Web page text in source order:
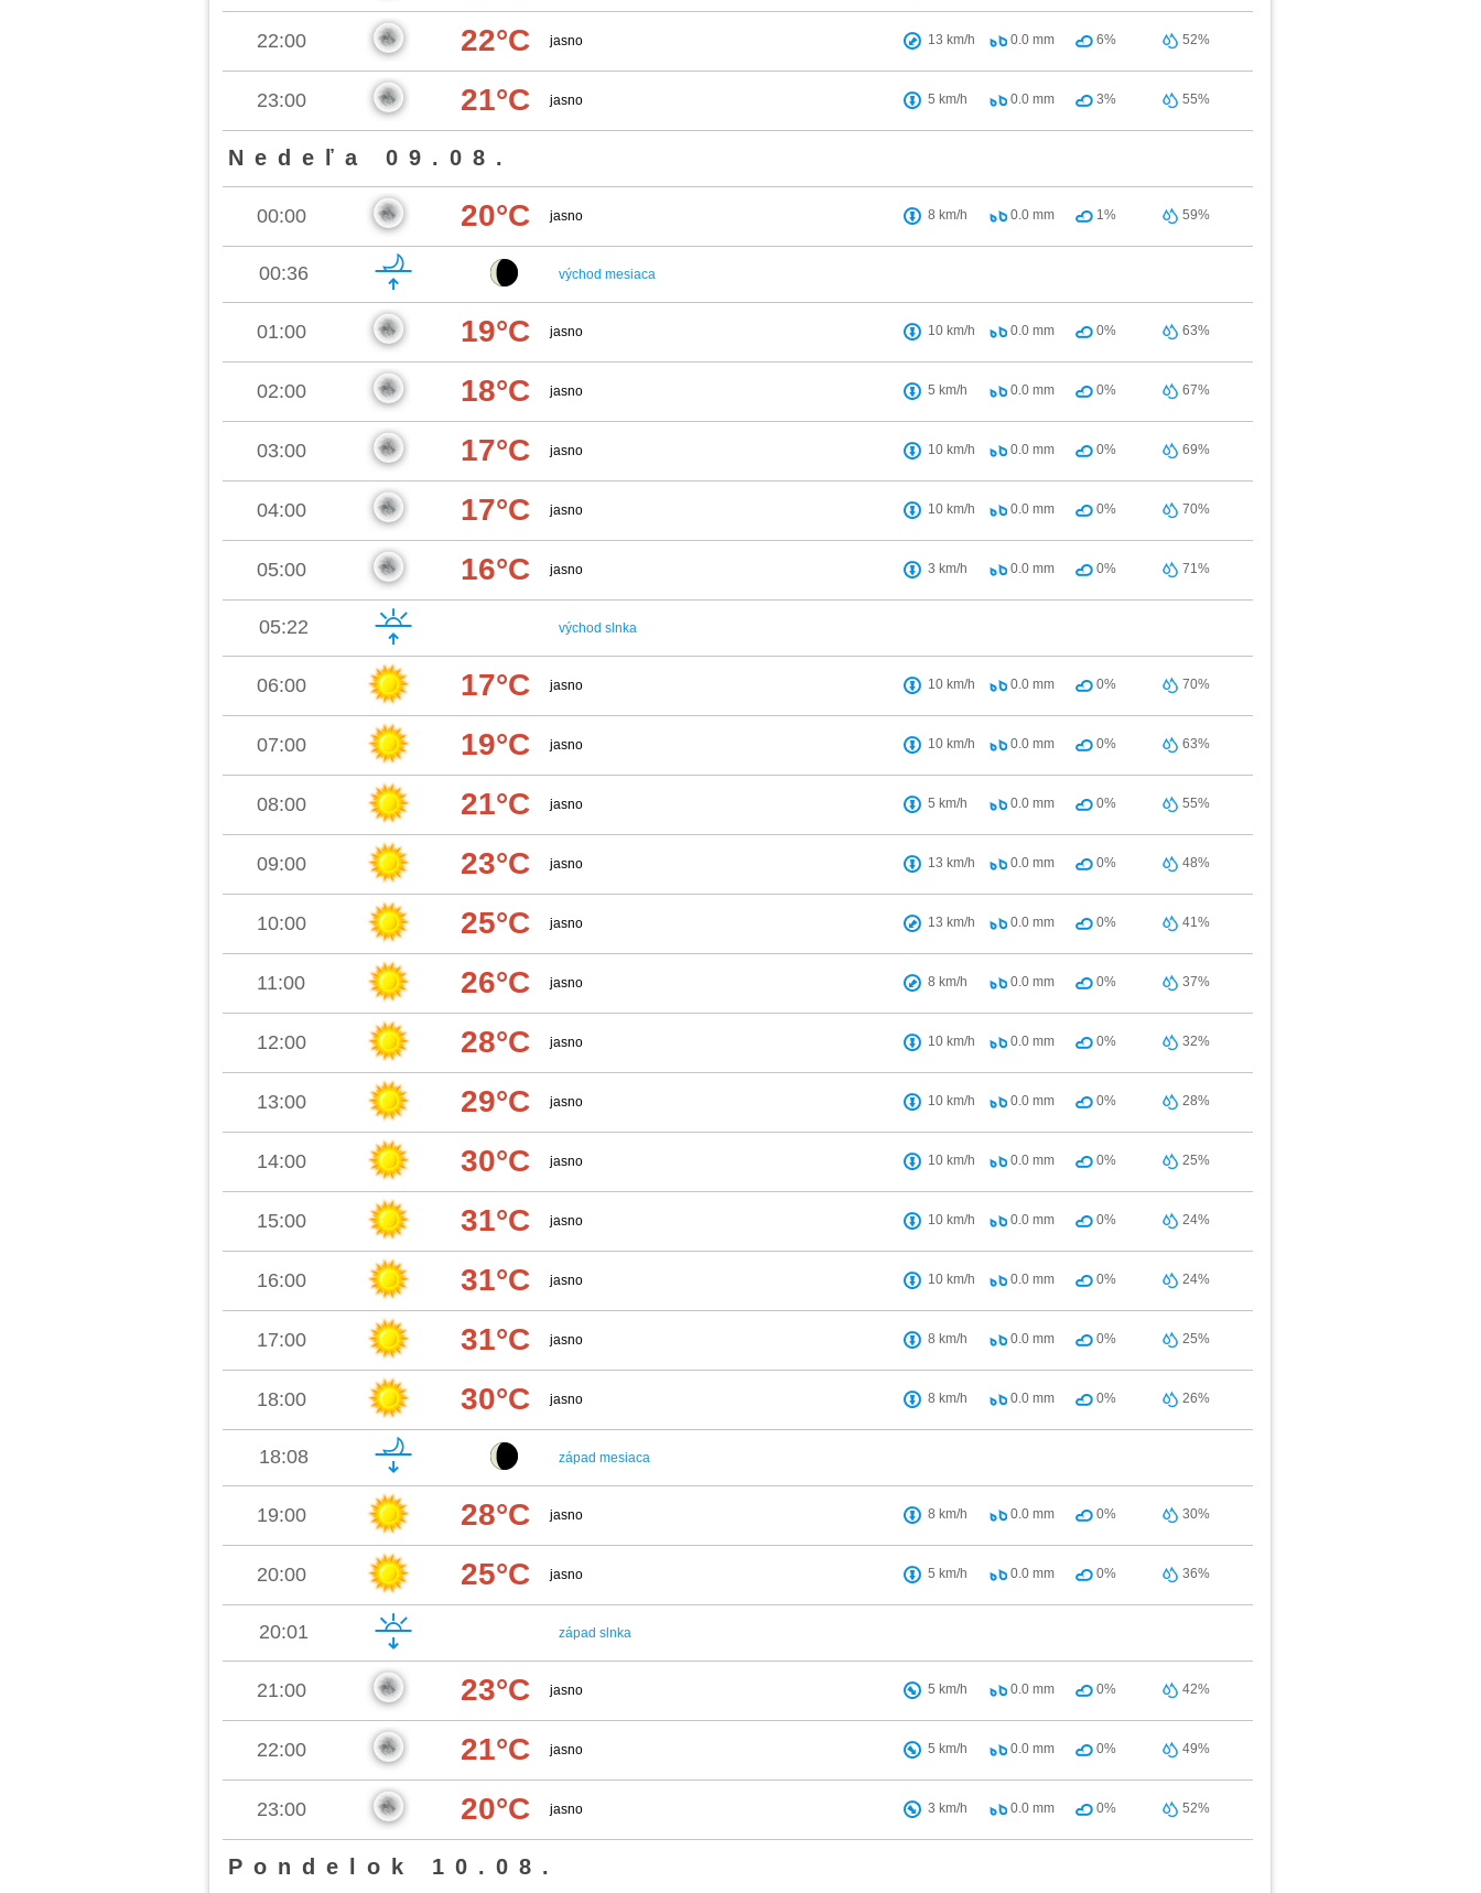
22:00 22°C jasno 13 km/h 0.0 mm 6% 52%
23:00 21°C jasno 5 km/h 0.0 mm 3% 55%
Nedeľa 09.08.
00:00 20°C jasno 8 km/h 0.0 mm 1% 59%
00:36 východ mesiaca
01:00 19°C jasno 10 km/h 0.0 mm 0% 63%
02:00 18°C jasno 5 km/h 0.0 mm 0% 67%
03:00 17°C jasno 10 km/h 0.0 mm 0% 69%
04:00 17°C jasno 10 km/h 0.0 mm 0% 70%
05:00 16°C jasno 3 km/h 0.0 mm 0% 71%
05:22 východ slnka
06:00 17°C jasno 10 km/h 0.0 mm 0% 70%
07:00 19°C jasno 10 km/h 0.0 mm 0% 63%
08:00 21°C jasno 5 km/h 0.0 mm 0% 55%
09:00 23°C jasno 13 km/h 0.0 mm 0% 48%
10:00 25°C jasno 13 km/h 0.0 mm 0% 41%
11:00 26°C jasno 8 km/h 0.0 mm 0% 37%
12:00 28°C jasno 10 km/h 0.0 mm 0% 32%
13:00 29°C jasno 10 km/h 0.0 mm 0% 28%
14:00 30°C jasno 10 km/h 0.0 mm 0% 25%
15:00 31°C jasno 10 km/h 0.0 mm 0% 24%
16:00 31°C jasno 10 km/h 0.0 mm 0% 24%
17:00 31°C jasno 8 km/h 0.0 mm 0% 25%
18:00 30°C jasno 8 km/h 0.0 mm 0% 26%
18:08 západ mesiaca
19:00 28°C jasno 8 km/h 0.0 mm 0% 30%
20:00 25°C jasno 5 km/h 0.0 mm 0% 36%
20:01 západ slnka
21:00 23°C jasno 5 km/h 0.0 mm 0% 42%
22:00 21°C jasno 5 km/h 0.0 mm 0% 49%
23:00 20°C jasno 3 km/h 0.0 mm 0% 52%
Pondelok 10.08.